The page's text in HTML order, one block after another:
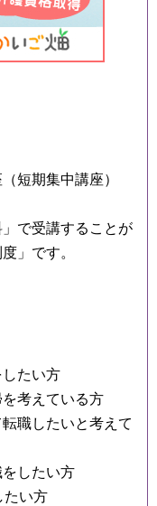
短期集中講座）
で受講することが
」です。
たい方
考えている方
職したいと考えて
したい方
たい方